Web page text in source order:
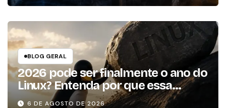
BLOG GERAL
2026 pode ser finalmente o ano do
Linux? Entenda por que essa
previsão voltou à tona
6 DE AGOSTO DE 2026